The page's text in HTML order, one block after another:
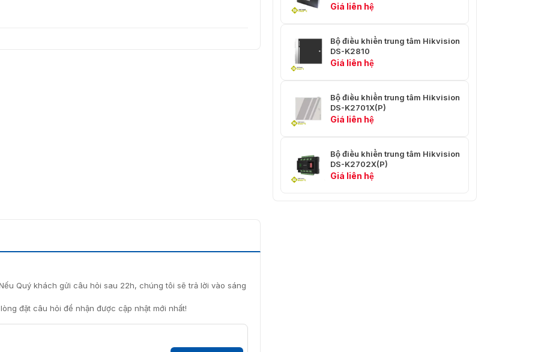
Giá liên hệ
Bộ điều khiển trung tâm Hikvision
DS-K2810
Giá liên hệ
Bộ điều khiển trung tâm Hikvision
DS-K2701X(P)
Giá liên hệ
Bộ điều khiển trung tâm Hikvision
DS-K2702X(P)
Giá liên hệ
Quý khách gửi câu hỏi sau 22h, chúng tôi sẽ trả lời vào sáng
đặt câu hỏi để nhận được cập nhật mới nhất!